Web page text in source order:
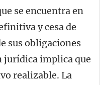
se encuentra en
y cesa de
sus obligaciones
jurídica implica que
realizable. La